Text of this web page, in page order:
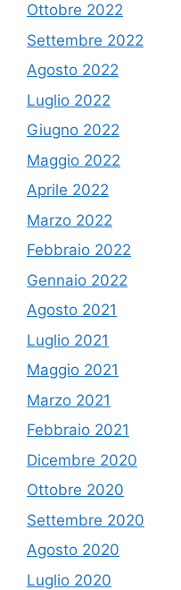
Ottobre 2022
Settembre 2022
Agosto 2022
Luglio 2022
Giugno 2022
Maggio 2022
Aprile 2022
Marzo 2022
Febbraio 2022
Gennaio 2022
Agosto 2021
Luglio 2021
Maggio 2021
Marzo 2021
Febbraio 2021
Dicembre 2020
Ottobre 2020
Settembre 2020
Agosto 2020
Luglio 2020